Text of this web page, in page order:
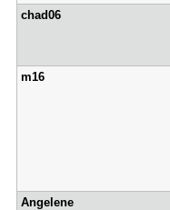
chad06
m16
Angelene